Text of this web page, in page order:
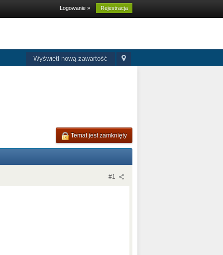
Logowanie » Rejestracja
Wyświetl nową zawartość
Temat jest zamknięty
#1